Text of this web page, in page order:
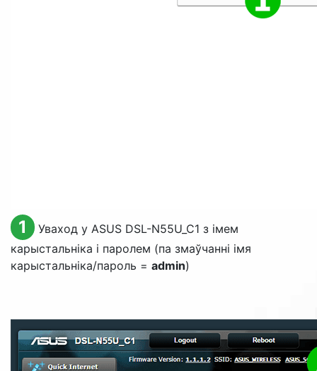
1
Уваход у ASUS DSL-N55U_C1 з імем
карыстальніка і паролем (па змаўчанні імя
карыстальніка/пароль = admin)